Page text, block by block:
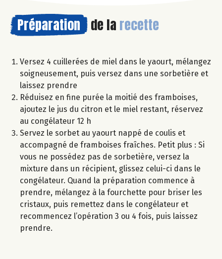
Préparation de la recette
Versez 4 cuillerées de miel dans le yaourt, mélangez
soigneusement, puis versez dans une sorbetière et
laissez prendre
Réduisez en fine purée la moitié des framboises,
ajoutez le jus du citron et le miel restant, réservez
au congélateur 12 h
Servez le sorbet au yaourt nappé de coulis et
accompagné de framboises fraîches. Petit plus : Si
vous ne possédez pas de sorbetière, versez la
mixture dans un récipient, glissez celui-ci dans le
congélateur. Quand la préparation commence à
prendre, mélangez à la fourchette pour briser les
cristaux, puis remettez dans le congélateur et
recommencez l’opération 3 ou 4 fois, puis laissez
prendre.